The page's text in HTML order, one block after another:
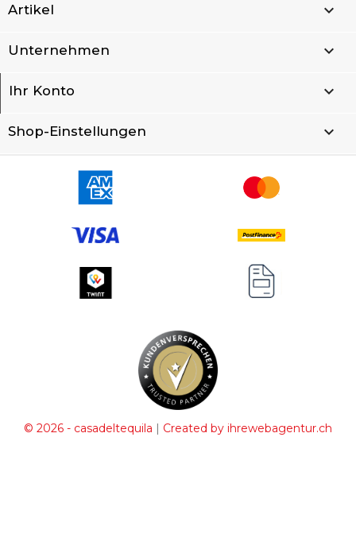
Artikel 
Unternehmen 
Ihr Konto 
Shop-Einstellungen keyboard_arrow_down
© 2026 - casadeltequila | Created by ihrewebagentur.ch